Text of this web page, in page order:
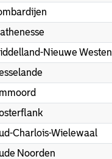
Nieuwe Westen
Charlois-Wielewaal
Noorden